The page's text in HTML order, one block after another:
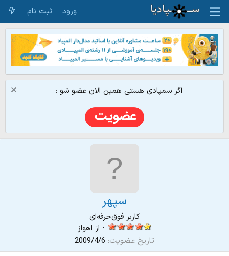
ورود ثبت نام
اگر سمپادی هستی همین الان عضو شو :
سپهر
کاربر فوق‌حرفه‌ای
· از اهواز
تاریخ عضویت 2009/4/6